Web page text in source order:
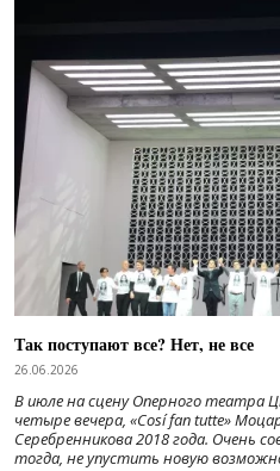
Так поступают все? Нет, не все
26.06.2026
В июле на сцену Оперного театра
четыре вечера, «Cosí fan tutte»
Серебренникова 2018 года. Очень
тогда, не упустить новую